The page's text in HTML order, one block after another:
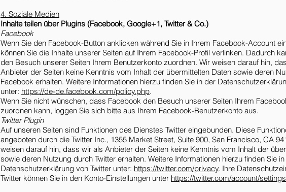
4. Soziale Medien
Inhalte teilen über Plugins (Facebook, Google+1, Twitter & Co.)
Facebook
Wenn Sie den Facebook-Button anklicken während Sie in Ihrem Facebook-Account
können Sie die Inhalte unserer Seiten auf Ihrem Facebook-Profil verlinken. Dadurch
den Besuch unserer Seiten Ihrem Benutzerkonto zuordnen. Wir weisen darauf hin,
Anbieter der Seiten keine Kenntnis vom Inhalt der übermittelten Daten sowie deren
Facebook erhalten. Weitere Informationen hierzu finden Sie in der
unter: https://de-de.facebook.com/policy.php.
Wenn Sie nicht wünschen, dass Facebook den Besuch unserer Seiten Ihrem
zuordnen kann, loggen Sie sich bitte aus Ihrem Facebook-Benutzerkonto aus.
Twitter Plugin
Auf unseren Seiten sind Funktionen des Dienstes Twitter eingebunden. Diese
angeboten durch die Twitter Inc., 1355 Market Street, Suite 900, San Francisco, CA
weisen darauf hin, dass wir als Anbieter der Seiten keine Kenntnis vom Inhalt der
sowie deren Nutzung durch Twitter erhalten. Weitere Informationen hierzu finden Sie
Datenschutzerklärung von Twitter unter: https://twitter.com/privacy. Ihre
Twitter können Sie in den Konto-Einstellungen unter https://twitter.com/account/settings